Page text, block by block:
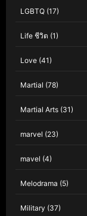
LGBTQ (17)
Life ชีวิต (1)
Love (41)
Martial (78)
Martial Arts (31)
marvel (23)
mavel (4)
Melodrama (5)
Military (37)